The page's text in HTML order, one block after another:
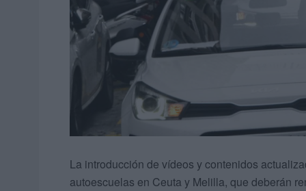
La introducción de vídeos y contenidos
autoescuelas en Ceuta y Melilla, que deberán